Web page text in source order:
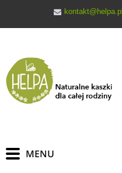
kontakt@helpa.pl